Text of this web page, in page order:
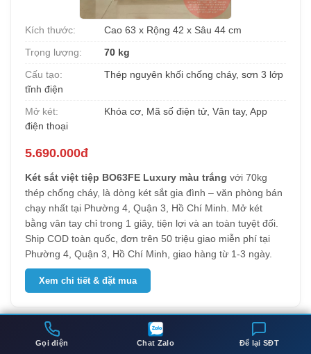
Gọi điện Chat Zalo Để lại SĐT
Kích thước:
Cao 63 x Rộng 42 x Sâu 44 cm
Trọng lượng:
70 kg
Cấu tạo:
Thép nguyên khối chống cháy, sơn 3 lớp
tĩnh điện
Mở két:
Khóa cơ, Mã số điện tử, Vân tay, App
điện thoại
5.690.000đ
Két sắt việt tiệp BO63FE Luxury màu trắng với 70kg
thép chống cháy, là dòng két sắt gia đình – văn phòng bán
chạy nhất tại Phường 4, Quận 3, Hồ Chí Minh. Mở két
bằng vân tay chỉ trong 1 giây, tiện lợi và an toàn tuyệt đối.
Ship COD toàn quốc, đơn trên 50 triệu giao miễn phí tại
Phường 4, Quận 3, Hồ Chí Minh, giao hàng từ 1-3 ngày.
Xem chi tiết & đặt mua
13.Két sắt việt tiệp BO50BF Pro màu trắng